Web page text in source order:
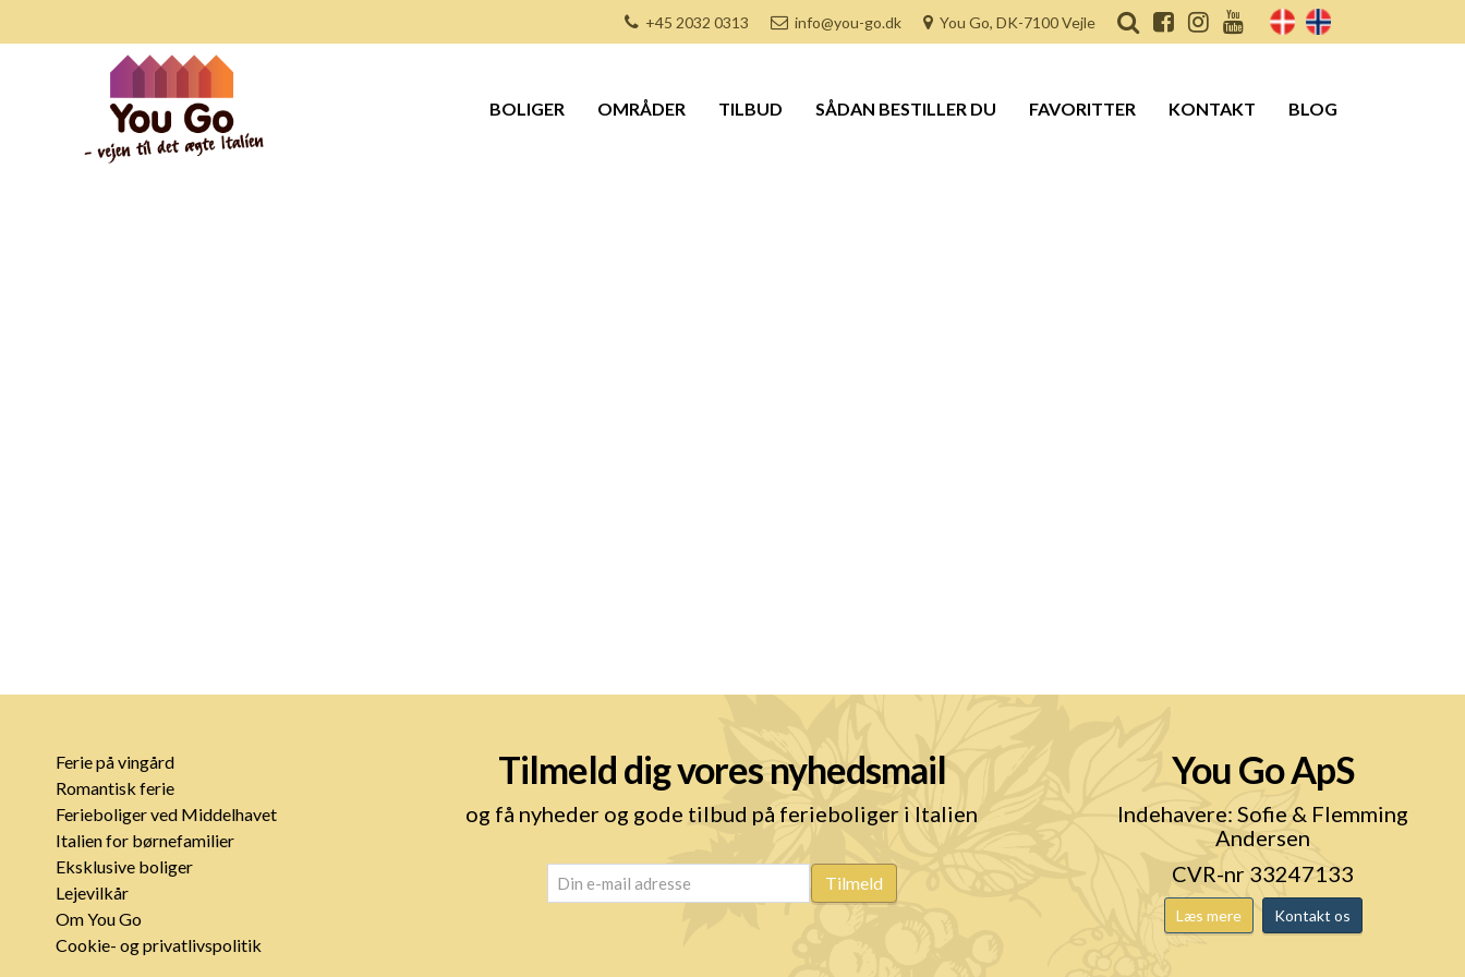
+45 2032 0313 info@you-go.dk You Go, DK-7100 Vejle
BOLIGER OMRÅDER TILBUD SÅDAN BESTILLER DU FAVORITTER KONTAKT BLOG
Ferie på vingård
Romantisk ferie
Ferieboliger ved Middelhavet
Italien for børnefamilier
Eksklusive boliger
Lejevilkår
Om You Go
Cookie- og privatlivspolitik
Tilmeld dig vores nyhedsmail
og få nyheder og gode tilbud på ferieboliger i Italien
email (Påkrævet) Tilmeld
You Go ApS
Indehavere: Sofie & Flemming
Andersen
CVR-nr 33247133
Læs mere Kontakt os